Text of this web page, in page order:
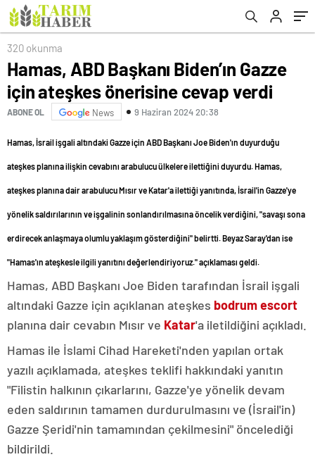
320 okunma
Hamas, ABD Başkanı Biden’ın Gazze
için ateşkes önerisine cevap verdi
ABONE OL News 9 Haziran 2024 20:38
Hamas, İsrail işgali altındaki Gazze için ABD Başkanı Joe Biden'ın duyurduğu
ateşkes planına ilişkin cevabını arabulucu ülkelere ilettiğini duyurdu. Hamas,
ateşkes planına dair arabulucu Mısır ve Katar'a ilettiği yanıtında, İsrail'in Gazze'ye
yönelik saldırılarının ve işgalinin sonlandırılmasına öncelik verdiğini, "savaşı sona
erdirecek anlaşmaya olumlu yaklaşım gösterdiğini" belirtti. Beyaz Saray'dan ise
"Hamas'ın ateşkesle ilgili yanıtını değerlendiriyoruz." açıklaması geldi.
Hamas, ABD Başkanı Joe Biden tarafından İsrail işgali
altındaki Gazze için açıklanan ateşkes bodrum escort
planına dair cevabın Mısır ve Katar'a iletildiğini açıkladı.
Hamas ile İslami Cihad Hareketi'nden yapılan ortak
yazılı açıklamada, ateşkes teklifi hakkındaki yanıtın
"Filistin halkının çıkarlarını, Gazze'ye yönelik devam
eden saldırının tamamen durdurulmasını ve (İsrail'in)
Gazze Şeridi'nin tamamından çekilmesini" öncelediği
bildirildi.